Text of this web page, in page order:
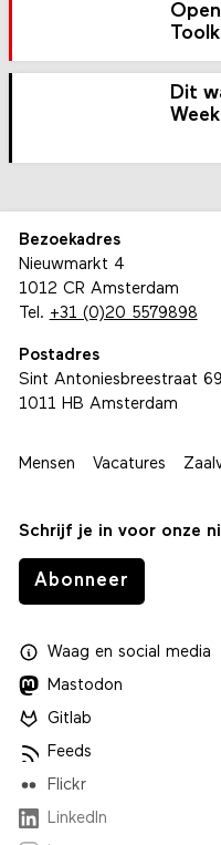
Dit
Bezoekadres
Nieuwmarkt 4
1012 CR Amsterdam
Tel. +31 (0)20 5579898
Postadres
Sint Antoniesbreestraat 69
1011 HB Amsterdam
Mensen Vacatures
Schrijf je in voor onze
Abonneer
Waagen social media
Mastodon
Gitlab
Feeds
Flickr
LinkedIn